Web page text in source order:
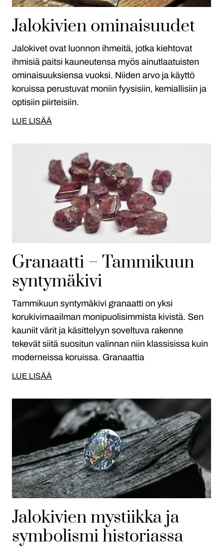
Jalokivien ominaisuudet
Jalokivet ovat luonnon ihmeitä, jotka kiehtovat
ihmisiä paitsi kauneutensa myös ainutlaatuisten
ominaisuuksiensa vuoksi. Niiden arvo ja käyttö
koruissa perustuvat moniin fyysisiin, kemiallisiin ja
optisiin piirteisiin.
LUE LISÄÄ
Granaatti – Tammikuun
syntymäkivi
Tammikuun syntymäkivi granaatti on yksi
korukivimaailman monipuolisimmista kivistä. Sen
kauniit värit ja käsittelyyn soveltuva rakenne
tekevät siitä suositun valinnan niin klassisissa kuin
moderneissa koruissa. Granaattia
LUE LISÄÄ
Jalokivien mystiikka ja
symbolismi historiassa